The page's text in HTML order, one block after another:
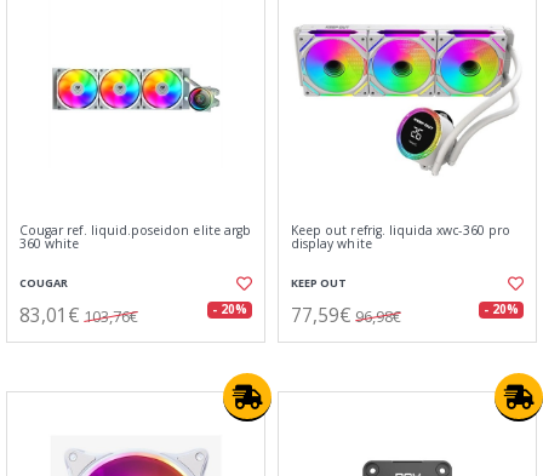
Cougar ref. liquid.poseidon elite argb
360 white
COUGAR
83,01€ 103,76€ - 20%
Keep out refrig. liquida xwc-360 pro
display white
KEEP OUT
77,59€ 96,98€ - 20%